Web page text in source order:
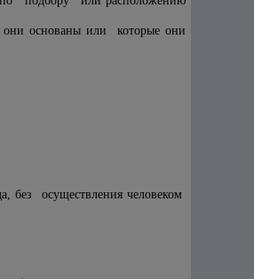
они основаны или которые они
осуществления человеком